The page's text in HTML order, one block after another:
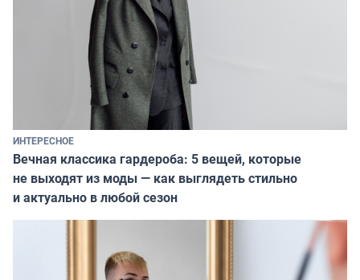
ИНТЕРЕСНОЕ
Вечная классика гардероба: 5 вещей, которые
не выходят из моды — как выглядеть стильно
и актуально в любой сезон